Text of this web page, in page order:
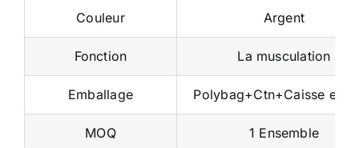
Couleur Argent
Fonction La musculation
Emballage Polybag+Ctn+Caisse en
MOQ 1 Ensemble